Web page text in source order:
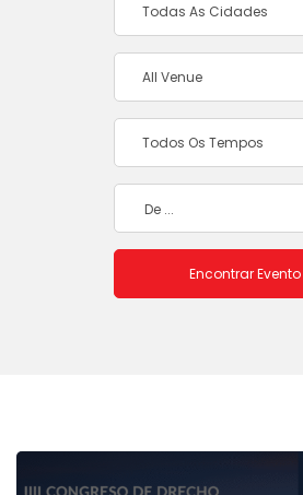
Todas As Cidades
All Venue
Todos Os Tempos